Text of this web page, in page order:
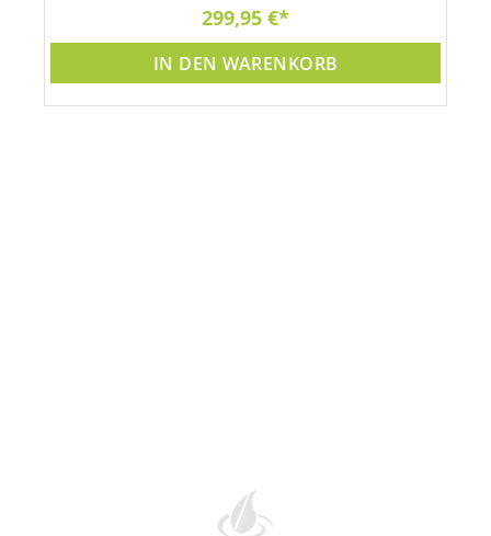
299,95 €
IN DEN WARENKORB